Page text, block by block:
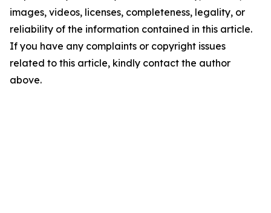
images, videos, licenses, completeness, legality, or
reliability of the information contained in this article.
If you have any complaints or copyright issues
related to this article, kindly contact the author
above.